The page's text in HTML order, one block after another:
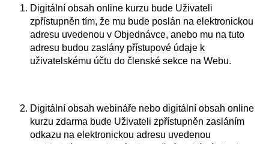
Digitální obsah online kurzu bude Uživateli
zpřístupněn tím, že mu bude poslán na elektronickou
adresu uvedenou v Objednávce, anebo mu na tuto
adresu budou zaslány přístupové údaje k
uživatelskému účtu do členské sekce na Webu.
Digitální obsah webináře nebo digitální obsah online
kurzu zdarma bude Uživateli zpřístupněn zasláním
odkazu na elektronickou adresu uvedenou